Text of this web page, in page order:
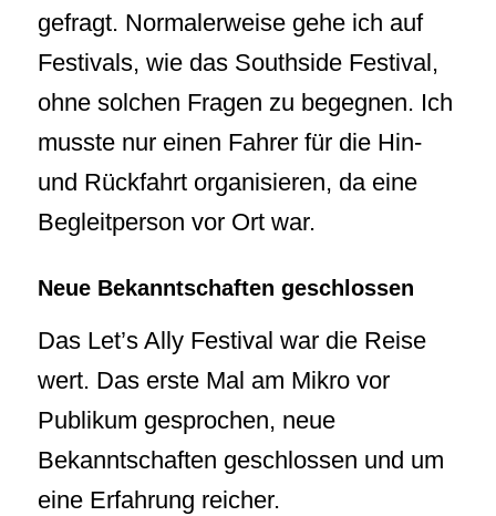
gefragt. Normalerweise gehe ich auf
Festivals, wie das Southside Festival,
ohne solchen Fragen zu begegnen. Ich
musste nur einen Fahrer für die Hin-
und Rückfahrt organisieren, da eine
Begleitperson vor Ort war.
Neue Bekanntschaften geschlossen
Das Let’s Ally Festival war die Reise
wert. Das erste Mal am Mikro vor
Publikum gesprochen, neue
Bekanntschaften geschlossen und um
eine Erfahrung reicher.